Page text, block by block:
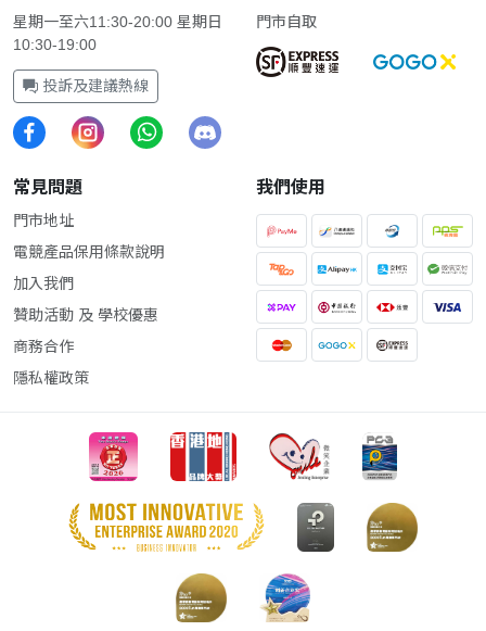
星期一至六11:30-20:00 星期日
10:30-19:00
投訴及建議熱線
門市自取
常見問題
門市地址
電競產品保用條款說明
加入我們
贊助活動 及 學校優惠
商務合作
隱私權政策
我們使用